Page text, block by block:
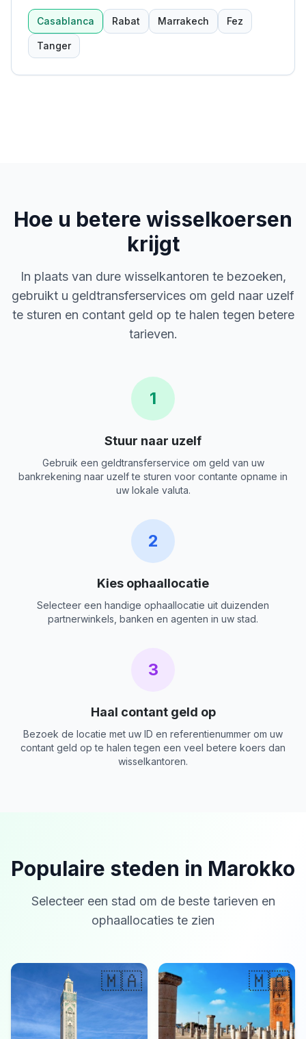
Casablanca Rabat Marrakech Fez
Tanger
Hoe u betere wisselkoersen
krijgt
In plaats van dure wisselkantoren te bezoeken,
gebruikt u geldtransferservices om geld naar uzelf
te sturen en contant geld op te halen tegen betere
tarieven.
1
Stuur naar uzelf
Gebruik een geldtransferservice om geld van uw
bankrekening naar uzelf te sturen voor contante opname in
uw lokale valuta.
2
Kies ophaallocatie
Selecteer een handige ophaallocatie uit duizenden
partnerwinkels, banken en agenten in uw stad.
3
Haal contant geld op
Bezoek de locatie met uw ID en referentienummer om uw
contant geld op te halen tegen een veel betere koers dan
wisselkantoren.
Populaire steden in Marokko
Selecteer een stad om de beste tarieven en
ophaallocaties te zien
🇲🇦 🇲🇦